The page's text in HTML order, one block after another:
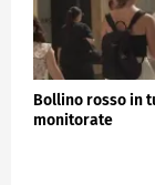
Bollino rosso in
monitorate